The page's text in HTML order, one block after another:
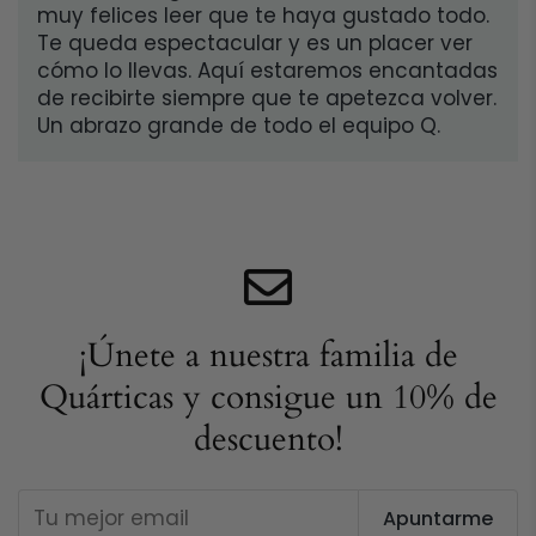
muy felices leer que te haya gustado todo.
Te queda espectacular y es un placer ver
cómo lo llevas. Aquí estaremos encantadas
de recibirte siempre que te apetezca volver.
Un abrazo grande de todo el equipo Q.
¡Únete a nuestra familia de
Quárticas y consigue un 10% de
descuento!
Apuntarme